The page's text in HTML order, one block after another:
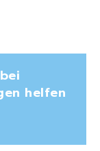
helfen